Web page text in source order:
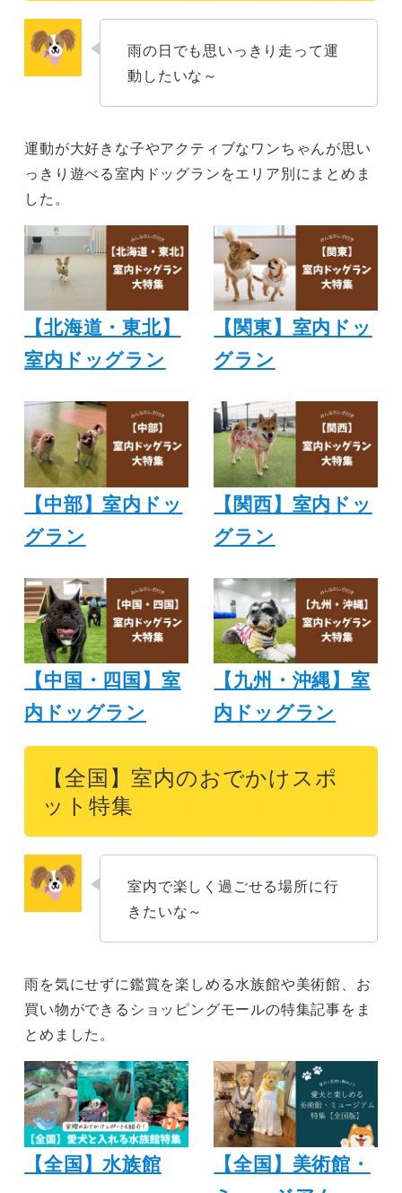
雨の日でも思いっきり走って運
動したいな～
運動が大好きな子やアクティブなワンちゃんが思い
っきり遊べる室内ドッグランをエリア別にまとめま
した。
【北海道・東北】
室内ドッグラン
【関東】室内ドッ
グラン
【中部】室内ドッ
グラン
【関西】室内ドッ
グラン
【中国・四国】室
内ドッグラン
【九州・沖縄】室
内ドッグラン
【全国】室内のおでかけスポ
ット特集
室内で楽しく過ごせる場所に行
きたいな～
雨を気にせずに鑑賞を楽しめる水族館や美術館、お
買い物ができるショッピングモールの特集記事をま
とめました。
【全国】水族館
【全国】美術館・